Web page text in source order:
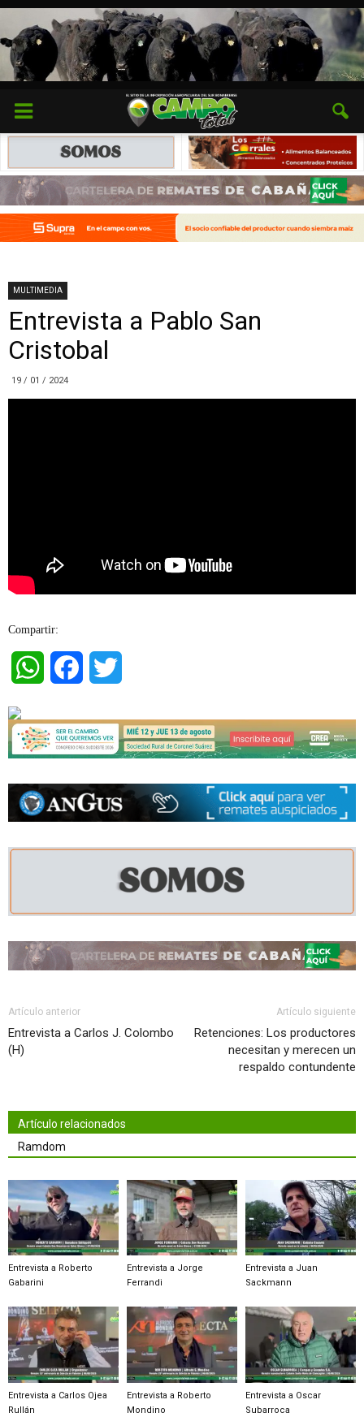
MULTIMEDIA
Entrevista a Pablo San
Cristobal
19 / 01 / 2024
Compartir:
WhatsAppFacebook
Artículo anterior
Entrevista a Carlos J. Colombo
(H)
Artículo siguiente
Retenciones: Los productores
necesitan y merecen un
respaldo contundente
Artículo relacionados
Ramdom
Entrevista a Roberto
Gabarini
Entrevista a Jorge
Ferrandi
Entrevista a Juan
Sackmann
Entrevista a Carlos Ojea
Rullán
Entrevista a Roberto
Mondino
Entrevista a Oscar
Subarroca